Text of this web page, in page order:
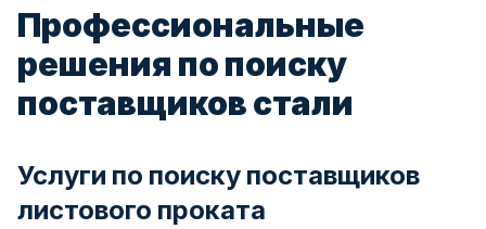
Профессиональные
решения по поиску
поставщиков стали
Услуги по поиску поставщиков
листового проката